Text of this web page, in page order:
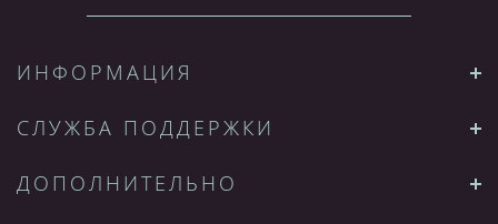
ИНФОРМАЦИЯ
СЛУЖБА ПОДДЕРЖКИ
ДОПОЛНИТЕЛЬНО